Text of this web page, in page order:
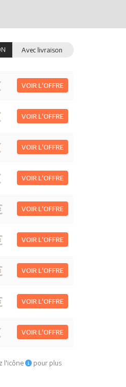
Avec livraison
VOIR L'OFFRE
VOIR L'OFFRE
VOIR L'OFFRE
VOIR L'OFFRE
VOIR L'OFFRE
VOIR L'OFFRE
VOIR L'OFFRE
VOIR L'OFFRE
VOIR L'OFFRE
l'icône
pour plus